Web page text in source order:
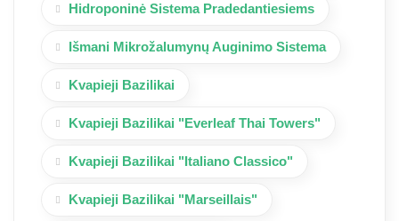
Hidroponinė Sistema Pradedantiesiems
Išmani Mikrožalumynų Auginimo Sistema
Kvapieji Bazilikai
Kvapieji Bazilikai "Everleaf Thai Towers"
Kvapieji Bazilikai "Italiano Classico"
Kvapieji Bazilikai "Marseillais"